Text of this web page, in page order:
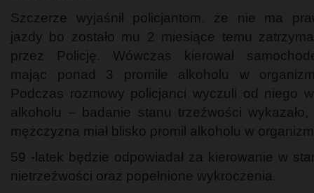
Szczerze wyjaśnił policjantom, że nie ma
jazdy bo zostało mu 2 miesiące temu
przez Policję. Wówczas kierował
mając ponad 3 promile alkoholu w
Podczas rozmowy policjanci wyczuli od niego
alkoholu – badanie stanu trzeźwości wykazało,
mężczyzna miał blisko promil alkoholu w
59 -latek będzie odpowiadał za kierowanie w
nietrzeźwości oraz popełnione wykroczenia.